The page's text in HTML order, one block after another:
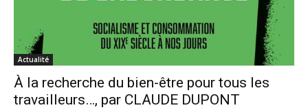
Actualité
À la recherche du bien-être pour tous les
travailleurs…, par CLAUDE DUPONT